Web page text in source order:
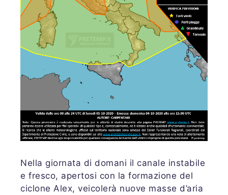
Nella giornata di domani il canale instabile
e fresco, apertosi con la formazione del
ciclone Alex, veicolerà nuove masse d’aria